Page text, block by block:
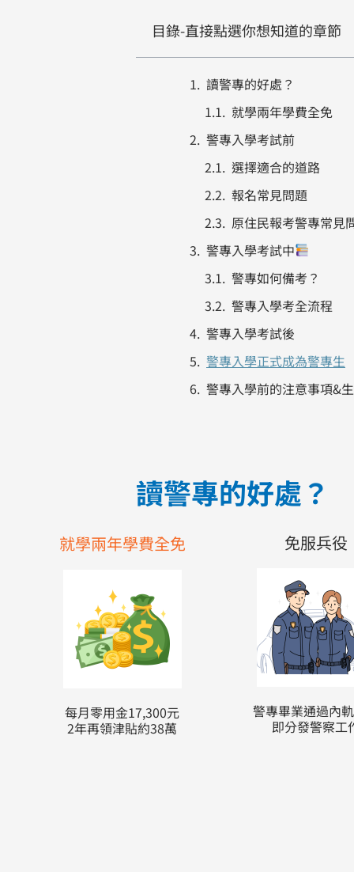
目錄-直接點選你想知道的章節
讀警專的好處？
就學兩年學費全免
警專入學考試前
選擇適合的道路
報名常見問題
原住民報考警專常見
警專入學考試中
警專如何備考？
警專入學考全流程
警專入學考試後
警專入學正式成為警專生
警專入學前的注意事項&
讀警專的好處？
就學兩年學費全免
每月零用金17,300元
2年再領津貼約38萬
免服兵役
警專畢業通過內
即分發警察工